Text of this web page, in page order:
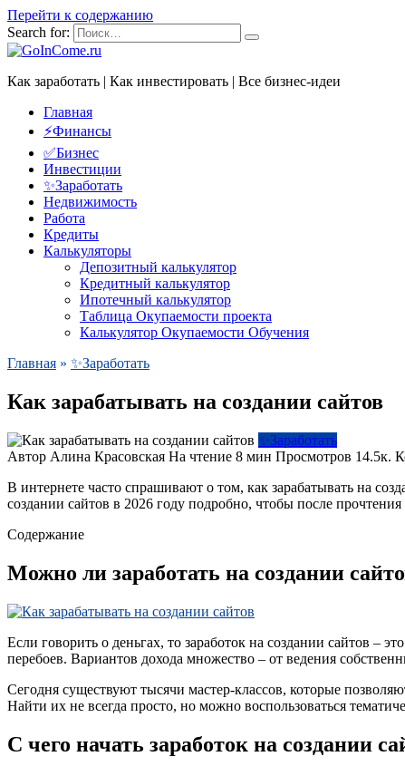
Перейти к содержанию
Search for:
Как заработать | Как инвестировать | Все бизнес-идеи
Главная
⚡Финансы
✅Бизнес
Инвестиции
✨Заработать
Недвижимость
Работа
Кредиты
Калькуляторы
Депозитный калькулятор
Кредитный калькулятор
Ипотечный калькулятор
Таблица Окупаемости проекта
Калькулятор Окупаемости Обучения
Главная » ✨Заработать
Как зарабатывать на создании сайтов
✨Заработать
Автор Алина Красовская На чтение 8 мин Просмотров 14.5к.
В интернете часто спрашивают о том, как зарабатывать на
создании сайтов в 2026 году подробно, чтобы после прочтения
Содержание
Можно ли заработать на создании
Если говорить о деньгах, то заработок на создании сайтов –
перебоев. Вариантов дохода множество – от ведения
Сегодня существуют тысячи мастер-классов, которые
Найти их не всегда просто, но можно воспользоваться
С чего начать заработок на создании